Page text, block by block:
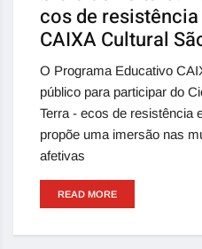
cos de
CAIXA Cultural
O Programa Educativo
público para participar do
Terra - ecos de resistência
propõe uma imersão nas
afetivas
READ MORE